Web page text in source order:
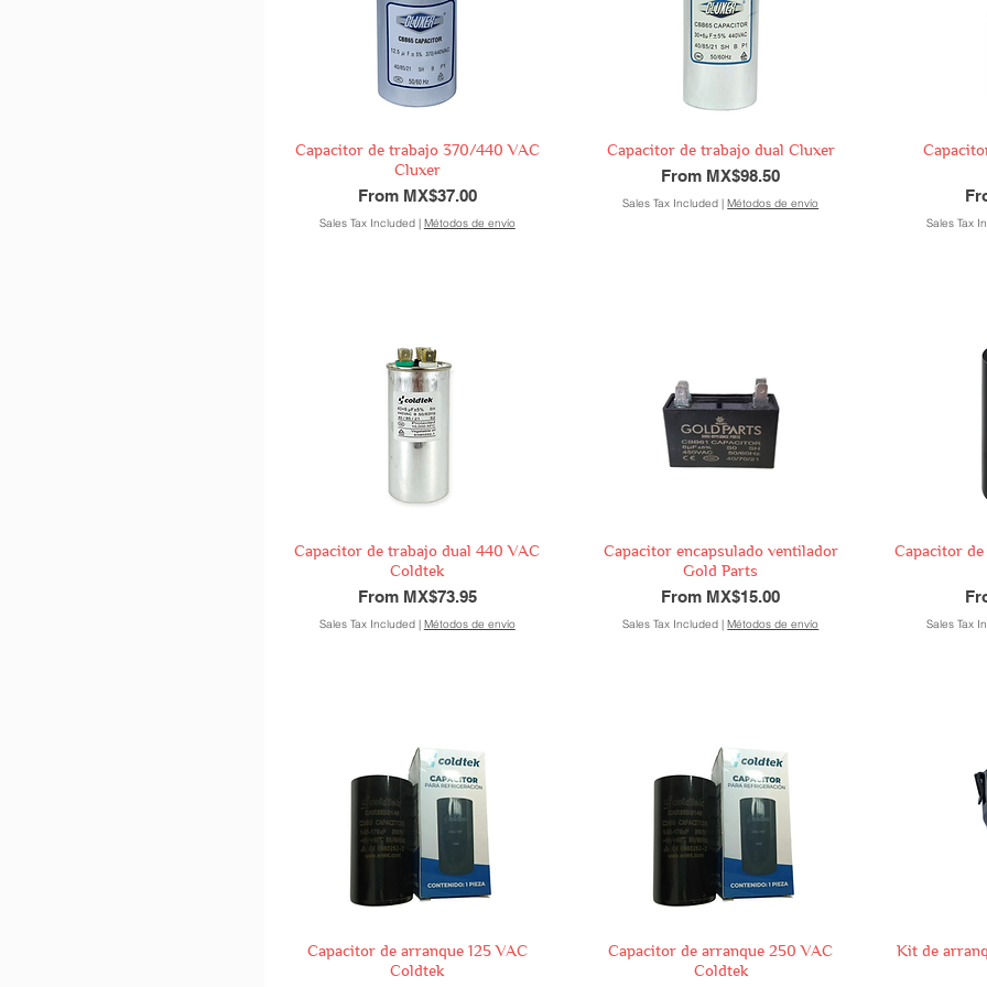
Capacitor de trabajo 370/440 VAC
Cluxer
From MX$37.00
Sale Price
Sales Tax Included| Métodos de envío
Capacitor de trabajo dual Cluxer
From MX$98.50
Sale Price
Sales Tax Included |Métodos de envío
Sales Tax
Capacitor de trabajo dual 440 VAC
Coldtek
From MX$73.95
Sale Price
Sales Tax Included| Métodos de envío
Capacitor encapsulado ventilador
Gold Parts
From MX$15.00
Sale Price
Sales Tax Included |Métodos de envío
Capacitor
Sales Tax
Capacitor de arranque 125 VAC
Coldtek
Capacitor de arranque 250 VAC
Coldtek
Kit de